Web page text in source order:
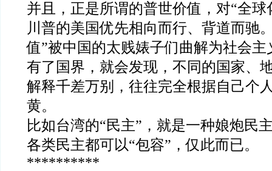
并且，正是所谓的普世价值，对“全球
川普的美国优先相向而行、背道而驰
值”被中国的太贱婊子们曲解为社会主
有了国界，就会发现，不同的国家、
解释千差万别，往往完全根据自己个
黄。
比如台湾的“民主” ，就是一种娘炮民
各类民主都可以“包容” ，仅此而已。
**********